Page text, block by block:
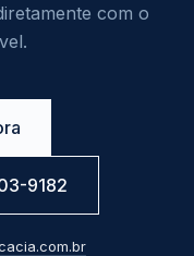
com o
9182